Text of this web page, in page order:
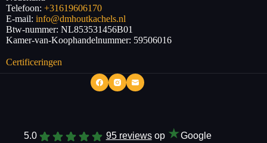
Telefoon: +31619606170
E-mail: info@dmhoutkachels.nl
Btw-nummer: NL853531456B01
Kamer-van-Koophandelnummer: 59506016
Certificeringen
5.0 95 reviewsop ★Google